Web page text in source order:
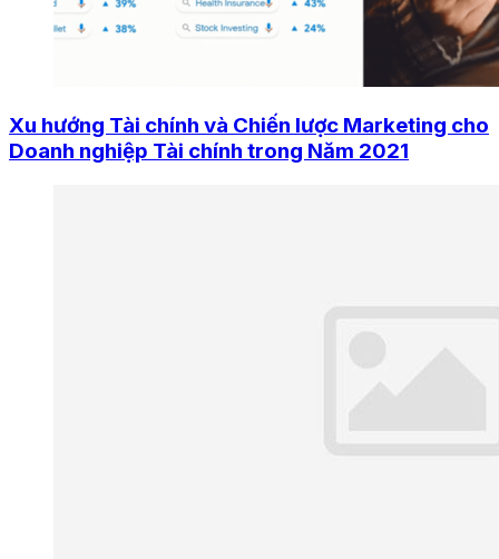
Xu hướng Tài chính và Chiến lược Marketing cho
Doanh nghiệp Tài chính trong Năm 2021